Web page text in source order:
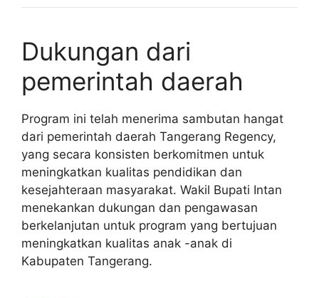
Dukungan dari
pemerintah daerah
Program ini telah menerima sambutan hangat
dari pemerintah daerah Tangerang Regency,
yang secara konsisten berkomitmen untuk
meningkatkan kualitas pendidikan dan
kesejahteraan masyarakat. Wakil Bupati Intan
menekankan dukungan dan pengawasan
berkelanjutan untuk program yang bertujuan
meningkatkan kualitas anak -anak di
Kabupaten Tangerang.